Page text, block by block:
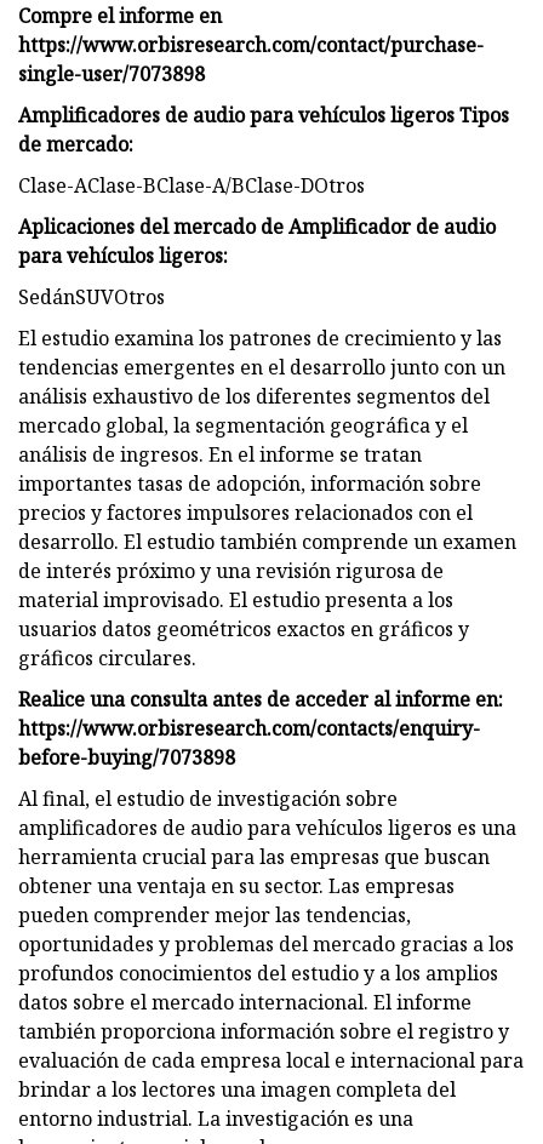
Compre el informe en
https://www.orbisresearch.com/contact/purchase-
single-user/7073898
Amplificadores de audio para vehículos ligeros Tipos
de mercado:
Clase-AClase-BClase-A/BClase-DOtros
Aplicaciones del mercado de Amplificador de audio
para vehículos ligeros:
SedánSUVOtros
El estudio examina los patrones de crecimiento y las
tendencias emergentes en el desarrollo junto con un
análisis exhaustivo de los diferentes segmentos del
mercado global, la segmentación geográfica y el
análisis de ingresos. En el informe se tratan
importantes tasas de adopción, información sobre
precios y factores impulsores relacionados con el
desarrollo. El estudio también comprende un examen
de interés próximo y una revisión rigurosa de
material improvisado. El estudio presenta a los
usuarios datos geométricos exactos en gráficos y
gráficos circulares.
Realice una consulta antes de acceder al informe en:
https://www.orbisresearch.com/contacts/enquiry-
before-buying/7073898
Al final, el estudio de investigación sobre
amplificadores de audio para vehículos ligeros es una
herramienta crucial para las empresas que buscan
obtener una ventaja en su sector. Las empresas
pueden comprender mejor las tendencias,
oportunidades y problemas del mercado gracias a los
profundos conocimientos del estudio y a los amplios
datos sobre el mercado internacional. El informe
también proporciona información sobre el registro y
evaluación de cada empresa local e internacional para
brindar a los lectores una imagen completa del
entorno industrial. La investigación es una